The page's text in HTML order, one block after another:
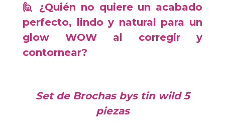
🙋 ¿Quién no quiere un acabado
perfecto, lindo y natural para un
glow WOW al corregir y
contornear?
Set de Brochas bys tin wild 5
piezas